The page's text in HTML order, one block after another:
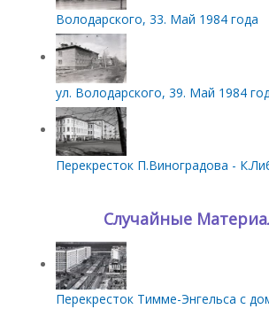
Володарского, 33. Май 1984 года
ул. Володарского, 39. Май 1984
Перекресток П.Виноградова -
Случайные
Перекресток Тимме-Энгельса с